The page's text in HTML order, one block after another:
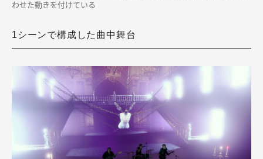
わせた動きを付けている
1シーンで構成した曲中舞台